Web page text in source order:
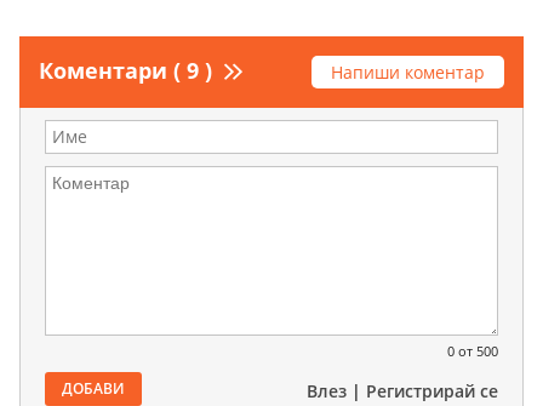
Коментари ( 9 ) Напиши коментар
0 от 500
ДОБАВИ Влез | Регистрирай се